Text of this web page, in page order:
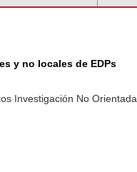
y no locales de EDPs
Investigación No Orientada